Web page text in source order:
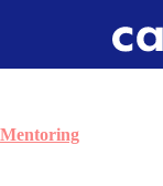
Mentoring